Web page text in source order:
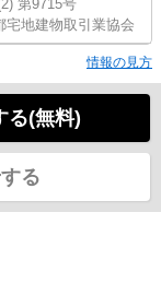
第9715号
宅地建物取引業協会
情報の見方
る(無料)
る